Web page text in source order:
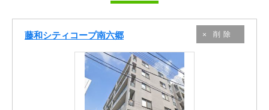
藤和シティコープ南六郷 削除